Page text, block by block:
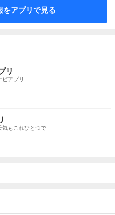
をアプリで見る
リ
ビアプリ
気もこれひとつで